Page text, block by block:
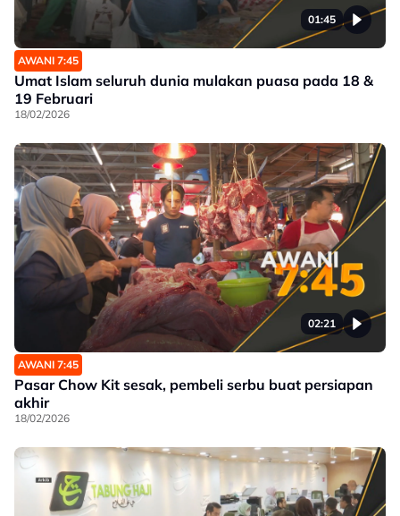
01:45
AWANI 7:45
Umat Islam seluruh dunia mulakan puasa pada 18 &
19 Februari
18/02/2026
02:21
AWANI 7:45
Pasar Chow Kit sesak, pembeli serbu buat persiapan
akhir
18/02/2026